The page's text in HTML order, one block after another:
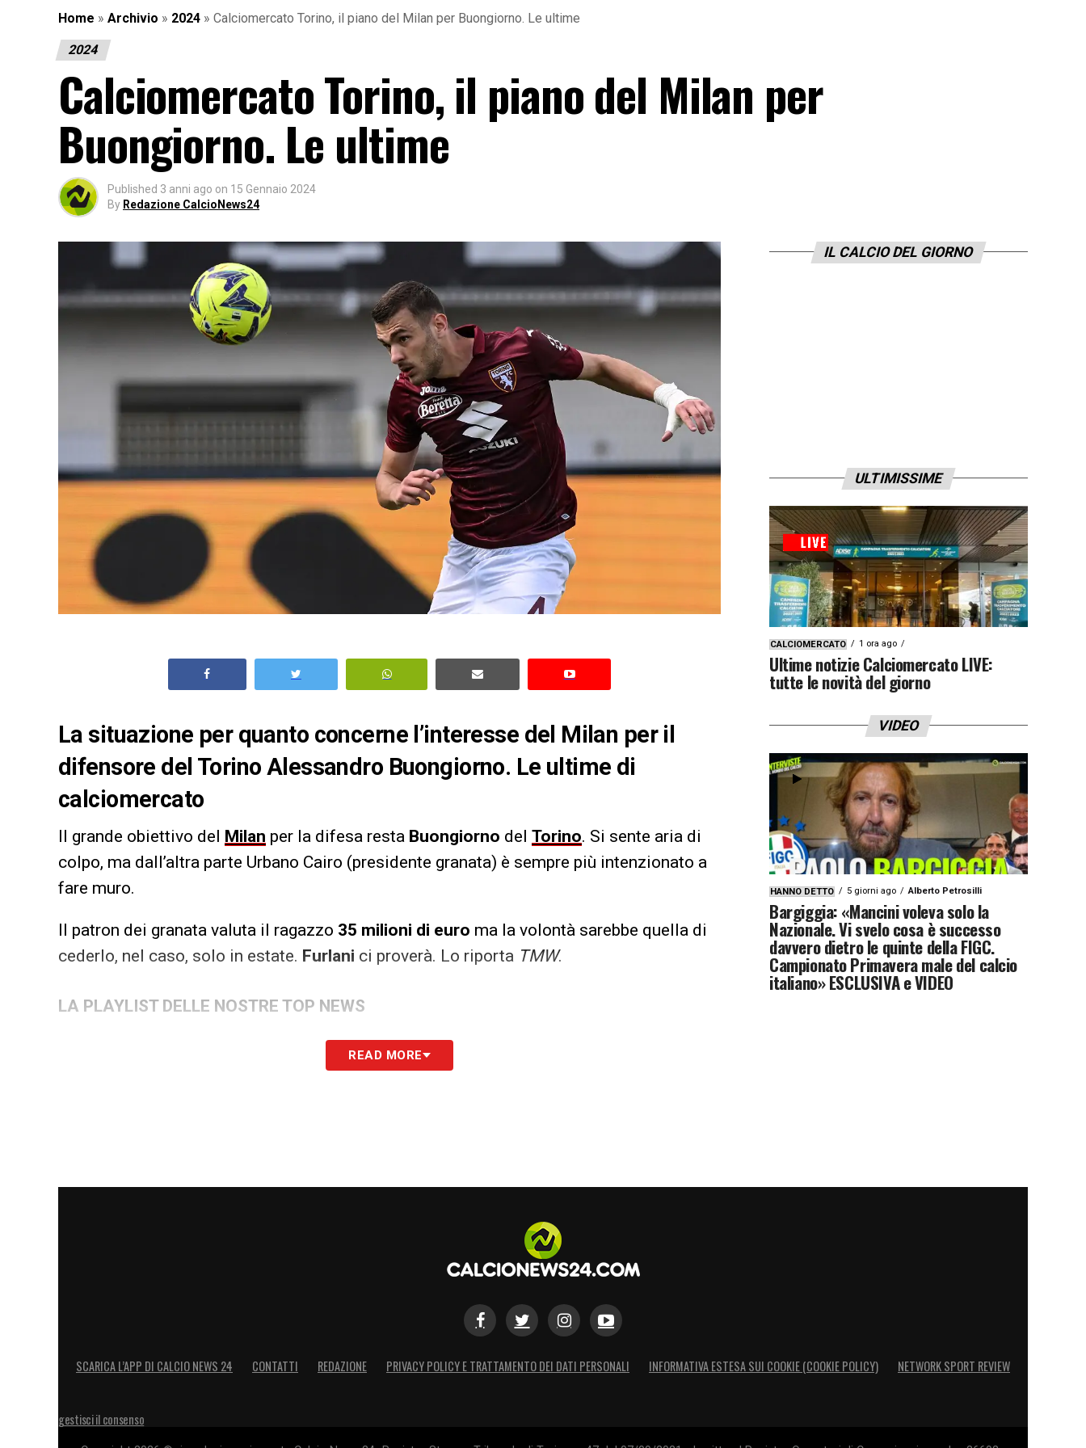
Home » Archivio » 2024 » Calciomercato Torino, il piano del Milan per Buongiorno. Le ultime
2024
Calciomercato Torino, il piano del Milan per
Buongiorno. Le ultime
Published 3 anni ago on 15 Gennaio 2024
By Redazione CalcioNews24
La situazione per quanto concerne l’interesse del Milan per il
difensore del Torino Alessandro Buongiorno. Le ultime di
calciomercato
Il grande obiettivo del Milan per la difesa resta Buongiorno del Torino. Si sente aria di
colpo, ma dall’altra parte Urbano Cairo (presidente granata) è sempre più intenzionato a
fare muro.
Il patron dei granata valuta il ragazzo 35 milioni di euro ma la volontà sarebbe quella di
cederlo, nel caso, solo in estate. Furlani ci proverà. Lo riporta TMW.
LA PLAYLIST DELLE NOSTRE TOP NEWS
READ MORE
IL CALCIO DEL GIORNO
ULTIMISSIME
CALCIOMERCATO 1 ora ago
Ultime notizie Calciomercato LIVE:
tutte le novità del giorno
VIDEO
HANNO DETTO 5 giorni ago Alberto Petrosilli
Bargiggia: «Mancini voleva solo la
Nazionale. Vi svelo cosa è successo
davvero dietro le quinte della FIGC.
Campionato Primavera male del calcio
italiano» ESCLUSIVA e VIDEO
SCARICA L’APP DI CALCIO NEWS 24 CONTATTI REDAZIONE PRIVACY POLICY E TRATTAMENTO DEI DATI PERSONALI INFORMATIVA ESTESA SUI COOKIE (COOKIE POLICY) NETWORK SPORT REVIEW
gestisci il consenso